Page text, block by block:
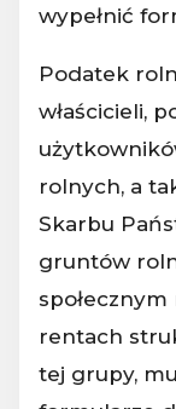
wypełnić
Podatek
właścicieli,
rolnych, a
Skarbu
gruntów
rentach
tej grupy,